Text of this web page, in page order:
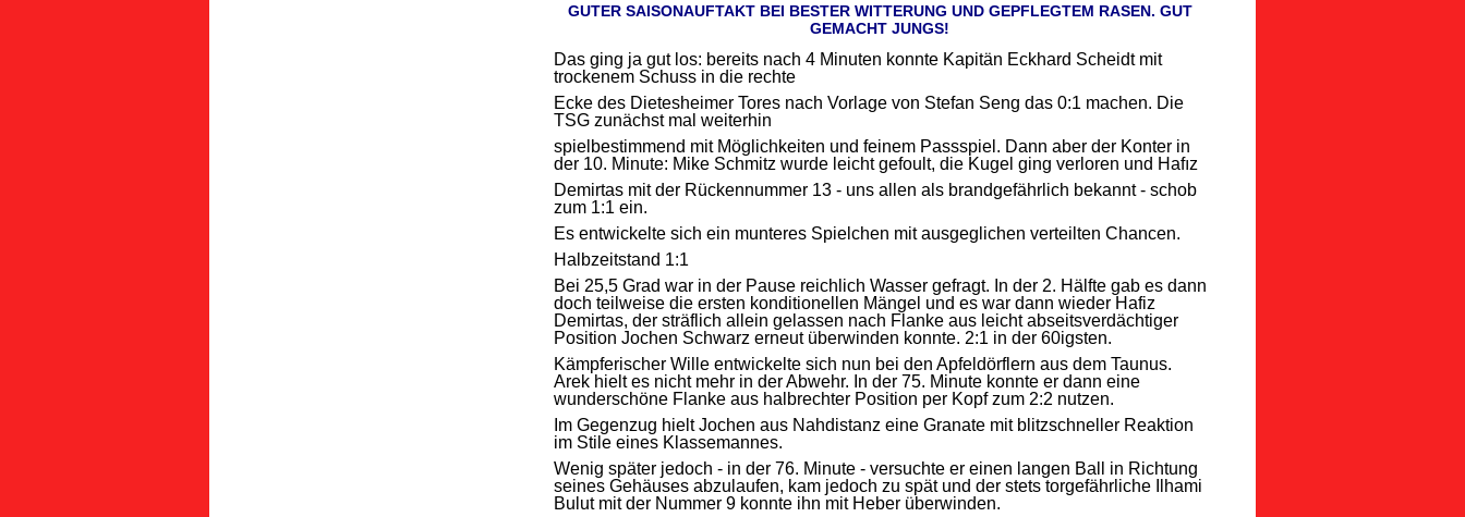
GUTER SAISONAUFTAKT BEI BESTER WITTERUNG UND GEPFLEGTEM RASEN. GUT
GEMACHT JUNGS!
Das ging ja gut los: bereits nach 4 Minuten konnte Kapitän Eckhard Scheidt mit
trockenem Schuss in die rechte
Ecke des Dietesheimer Tores nach Vorlage von Stefan Seng das 0:1 machen. Die
TSG zunächst mal weiterhin
spielbestimmend mit Möglichkeiten und feinem Passspiel. Dann aber der Konter in
der 10. Minute: Mike Schmitz wurde leicht gefoult, die Kugel ging verloren und Hafız
Demirtas mit der Rückennummer 13 - uns allen als brandgefährlich bekannt - schob
zum 1:1 ein.
Es entwickelte sich ein munteres Spielchen mit ausgeglichen verteilten Chancen.
Halbzeitstand 1:1
Bei 25,5 Grad war in der Pause reichlich Wasser gefragt. In der 2. Hälfte gab es dann
doch teilweise die ersten konditionellen Mängel und es war dann wieder Hafiz
Demirtas, der sträflich allein gelassen nach Flanke aus leicht abseitsverdächtiger
Position Jochen Schwarz erneut überwinden konnte. 2:1 in der 60igsten.
Kämpferischer Wille entwickelte sich nun bei den Apfeldörflern aus dem Taunus.
Arek hielt es nicht mehr in der Abwehr. In der 75. Minute konnte er dann eine
wunderschöne Flanke aus halbrechter Position per Kopf zum 2:2 nutzen.
Im Gegenzug hielt Jochen aus Nahdistanz eine Granate mit blitzschneller Reaktion
im Stile eines Klassemannes.
Wenig später jedoch - in der 76. Minute - versuchte er einen langen Ball in Richtung
seines Gehäuses abzulaufen, kam jedoch zu spät und der stets torgefährliche Ilhami
Bulut mit der Nummer 9 konnte ihn mit Heber überwinden.